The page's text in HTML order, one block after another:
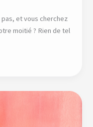
et vous cherchez
moitié ? Rien de tel